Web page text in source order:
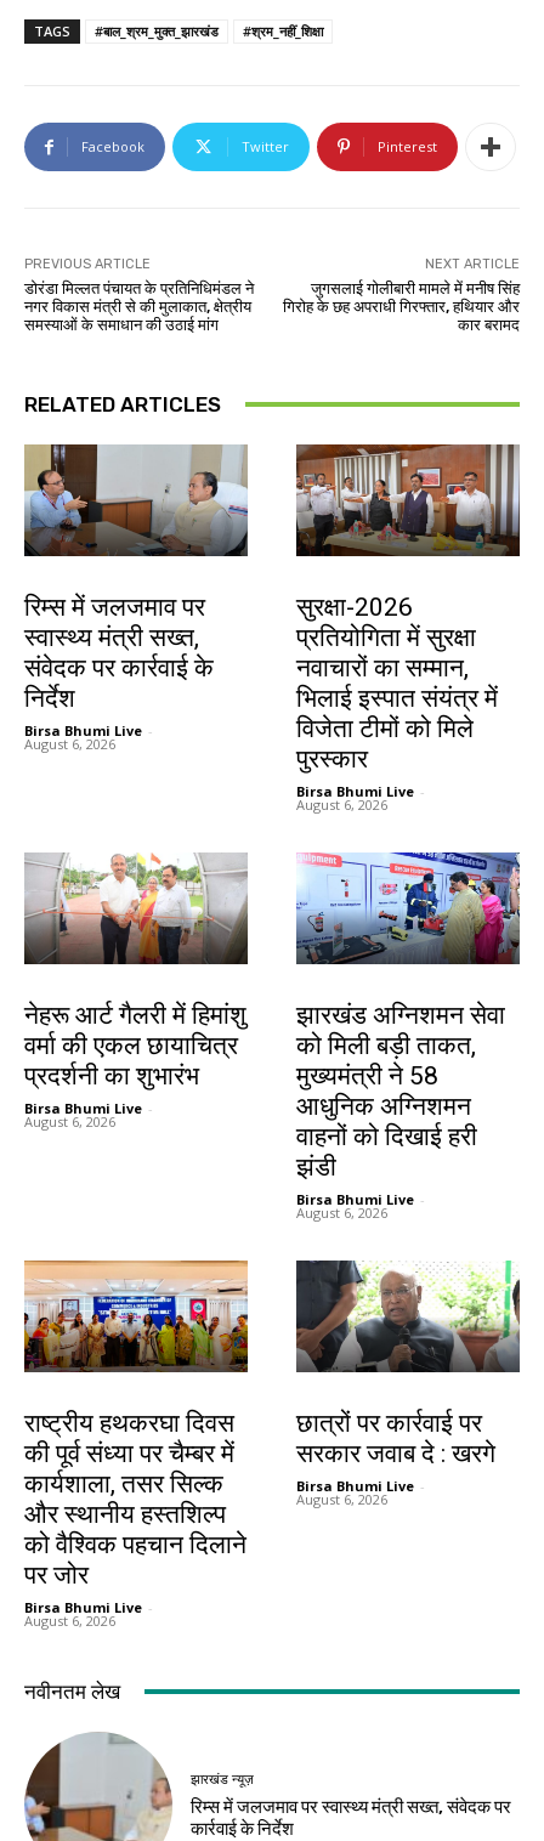
TAGS #बाल_श्रम_मुक्त_झारखंड #श्रम_नहीं_शिक्षा
Facebook Twitter Pinterest
PREVIOUS ARTICLE
डोरंडा मिल्लत पंचायत के प्रतिनिधिमंडल ने
नगर विकास मंत्री से की मुलाकात, क्षेत्रीय
समस्याओं के समाधान की उठाई मांग
NEXT ARTICLE
जुगसलाई गोलीबारी मामले में मनीष सिंह
गिरोह के छह अपराधी गिरफ्तार, हथियार और
कार बरामद
RELATED ARTICLES
रिम्स में जलजमाव पर
स्वास्थ्य मंत्री सख्त,
संवेदक पर कार्रवाई के
निर्देश
Birsa Bhumi Live -
August 6, 2026
सुरक्षा-2026
प्रतियोगिता में सुरक्षा
नवाचारों का सम्मान,
भिलाई इस्पात संयंत्र में
विजेता टीमों को मिले
पुरस्कार
Birsa Bhumi Live -
August 6, 2026
नेहरू आर्ट गैलरी में हिमांशु
वर्मा की एकल छायाचित्र
प्रदर्शनी का शुभारंभ
Birsa Bhumi Live -
August 6, 2026
झारखंड अग्निशमन सेवा
को मिली बड़ी ताकत,
मुख्यमंत्री ने 58
आधुनिक अग्निशमन
वाहनों को दिखाई हरी
झंडी
Birsa Bhumi Live -
August 6, 2026
राष्ट्रीय हथकरघा दिवस
की पूर्व संध्या पर चैम्बर में
कार्यशाला, तसर सिल्क
और स्थानीय हस्तशिल्प
को वैश्विक पहचान दिलाने
पर जोर
Birsa Bhumi Live -
August 6, 2026
छात्रों पर कार्रवाई पर
सरकार जवाब दे : खरगे
Birsa Bhumi Live -
August 6, 2026
नवीनतम लेख
झारखंड न्यूज़
रिम्स में जलजमाव पर स्वास्थ्य मंत्री सख्त, संवेदक पर
कार्रवाई के निर्देश